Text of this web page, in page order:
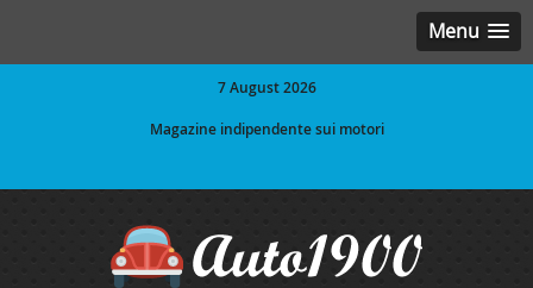
Menu
7 August 2026
Magazine indipendente sui motori